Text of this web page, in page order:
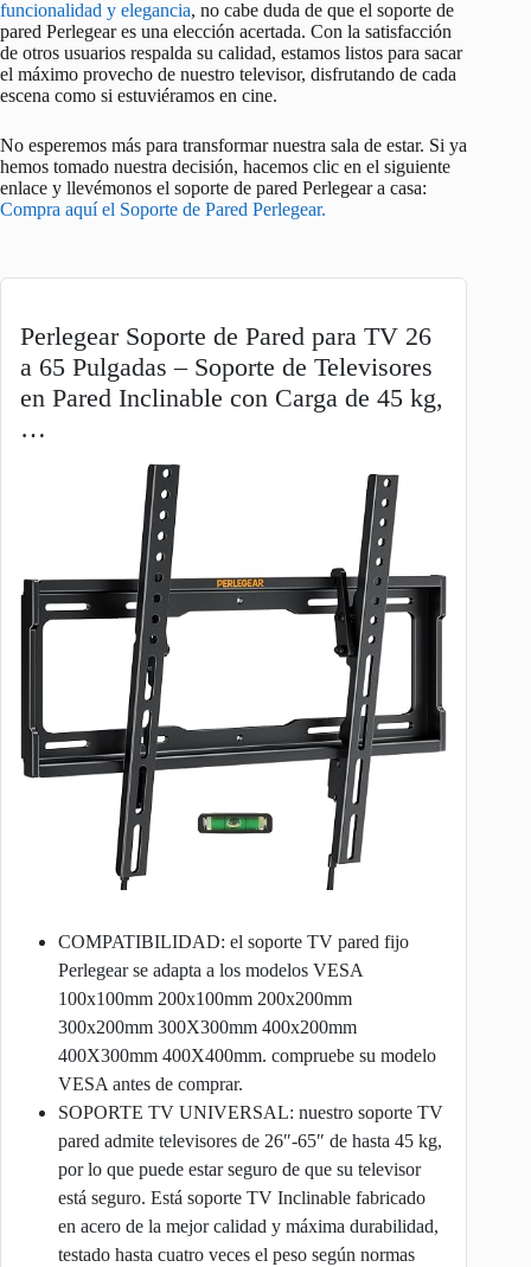
funcionalidad y elegancia, no cabe duda de que el soporte de
pared Perlegear es una elección acertada. Con la satisfacción
de otros usuarios respalda su calidad, estamos listos para sacar
el máximo provecho de nuestro televisor, disfrutando de cada
escena como si estuviéramos en cine.
No esperemos más para transformar nuestra sala de estar. Si ya
hemos tomado nuestra decisión, hacemos clic en el siguiente
enlace y llevémonos el soporte de pared Perlegear a casa:
Compra aquí el Soporte de Pared Perlegear.
Perlegear Soporte de Pared para TV 26
a 65 Pulgadas – Soporte de Televisores
en Pared Inclinable con Carga de 45 kg,
…
COMPATIBILIDAD: el soporte TV pared fijo
Perlegear se adapta a los modelos VESA
100x100mm 200x100mm 200x200mm
300x200mm 300X300mm 400x200mm
400X300mm 400X400mm. compruebe su modelo
VESA antes de comprar.
SOPORTE TV UNIVERSAL: nuestro soporte TV
pared admite televisores de 26″-65″ de hasta 45 kg,
por lo que puede estar seguro de que su televisor
está seguro. Está soporte TV Inclinable fabricado
en acero de la mejor calidad y máxima durabilidad,
testado hasta cuatro veces el peso según normas